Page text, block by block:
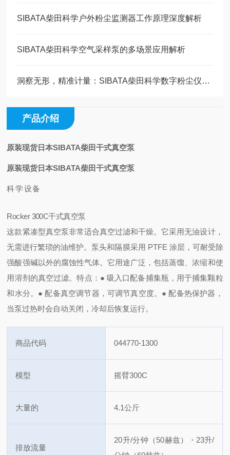
SIBATA柴田科学户外粉尘监测器工作原理深度解析
SIBATA柴田科学空气采样泵的多场景应用解析
洞察无形，精准计量：SIBATA柴田科学数字粉尘仪技术全解析
产品介绍
原装现货日本SIBATA柴田干式真空泵
原装现货日本SIBATA柴田干式真空泵
科学设备
Rocker 300C干式真空泵
这款紧凑型真空泵非常适合真空过滤和干燥。它采用无油设计，
无需进行繁琐的油维护。泵头和隔膜采用 PTFE 涂层，可耐受除
强酸强碱以外的腐蚀性气体。它用途广泛，包括蒸馏、浓缩和使
用溶剂的真空过滤。特点： ● 吸入口配备捕集瓶，用于捕集颗粒
和水分。● 配备真空调节器，可调节真空度。 ● 配备热保护器，
当泵过热时会自动关闭，冷却后恢复运行。
商品代码 044770-1300
模型 摇臂300C
大量的 4.1公斤
排放流量
20升/分钟（50赫兹）・23升/